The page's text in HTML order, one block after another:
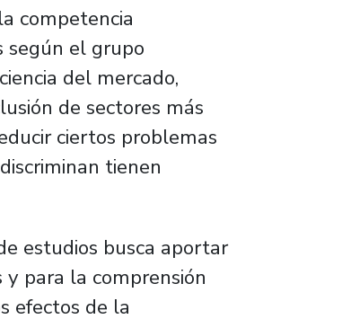
competencia
según el grupo
del mercado,
de sectores más
ciertos problemas
tienen
estudios busca aportar
para la comprensión
efectos de la